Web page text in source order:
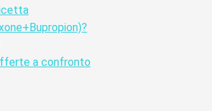
a confronto